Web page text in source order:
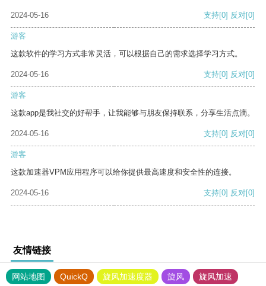
2024-05-16 支持[0] 反对[0]
游客
这款软件的学习方式非常灵活，可以根据自己的需求选择学习方式。
2024-05-16 支持[0] 反对[0]
游客
这款app是我社交的好帮手，让我能够与朋友保持联系，分享生活点滴。
2024-05-16 支持[0] 反对[0]
游客
这款加速器VPM应用程序可以给你提供最高速度和安全性的连接。
2024-05-16 支持[0] 反对[0]
友情链接
网站地图 QuickQ 旋风加速度器 旋风 旋风加速